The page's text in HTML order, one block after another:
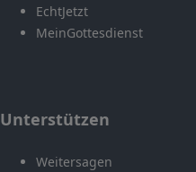
EchtJetzt
MeinGottesdienst
Unterstützen
Weitersagen